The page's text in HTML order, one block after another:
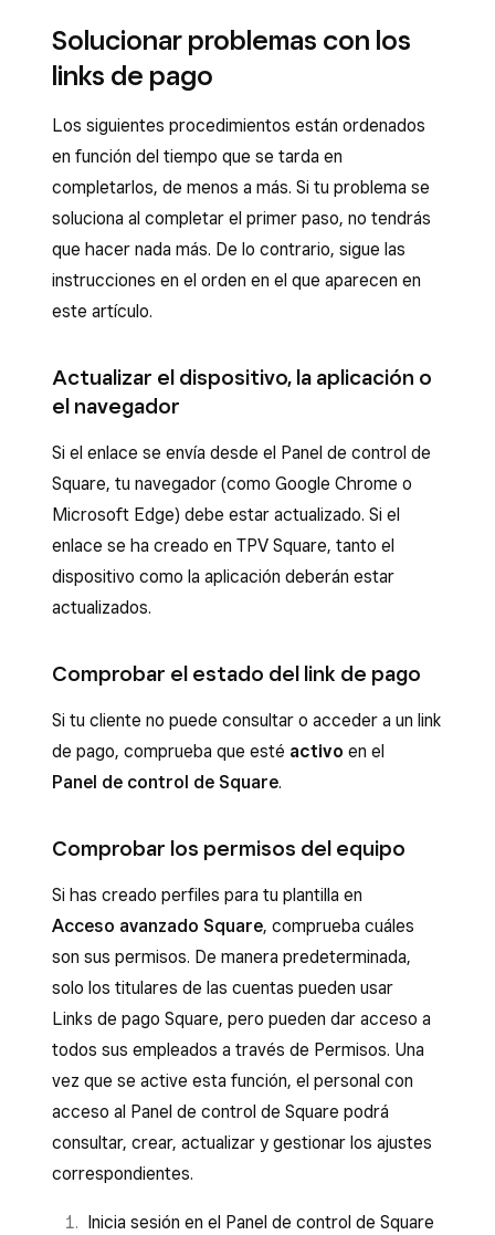
Solucionar problemas con los
links de pago
Los siguientes procedimientos están ordenados
en función del tiempo que se tarda en
completarlos, de menos a más. Si tu problema se
soluciona al completar el primer paso, no tendrás
que hacer nada más. De lo contrario, sigue las
instrucciones en el orden en el que aparecen en
este artículo.
Actualizar el dispositivo, la aplicación o
el navegador
Si el enlace se envía desde el Panel de control de
Square, tu navegador (como Google Chrome o
Microsoft Edge) debe estar actualizado. Si el
enlace se ha creado en TPV Square, tanto el
dispositivo como la aplicación deberán estar
actualizados.
Comprobar el estado del link de pago
Si tu cliente no puede consultar o acceder a un link
de pago, comprueba que esté activo en el
Panel de control de Square.
Comprobar los permisos del equipo
Si has creado perfiles para tu plantilla en
Acceso avanzado Square, comprueba cuáles
son sus permisos. De manera predeterminada,
solo los titulares de las cuentas pueden usar
Links de pago Square, pero pueden dar acceso a
todos sus empleados a través de Permisos. Una
vez que se active esta función, el personal con
acceso al Panel de control de Square podrá
consultar, crear, actualizar y gestionar los ajustes
correspondientes.
Inicia sesión en el Panel de control de Square